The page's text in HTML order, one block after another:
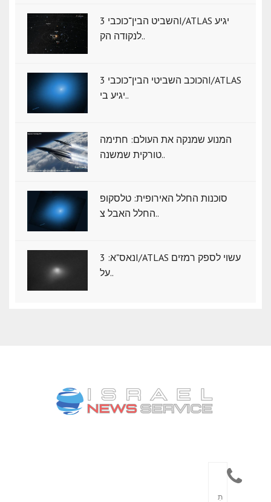
השביט הבין־כוכבי 3I/ATLAS יגיע
לנקודה הק..
הכוכב השביטי הבין־כוכבי 3I/ATLAS
יגיע בי..
המנוע שמנקה את העולם: חתימה
טורקית שמשנה..
סוכנות החלל האירופית: טלסקופ
החלל האבל צ..
נאס"א: ‏3I/ATLAS עשוי לספק רמזים
על..
תִ